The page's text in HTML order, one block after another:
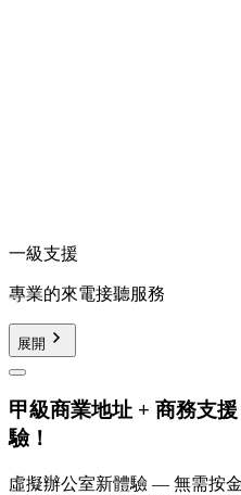
一級支援
專業的來電接聽服務
展開
甲級商業地址 + 商務支
驗！
虛擬辦公室新體驗 — 無需按